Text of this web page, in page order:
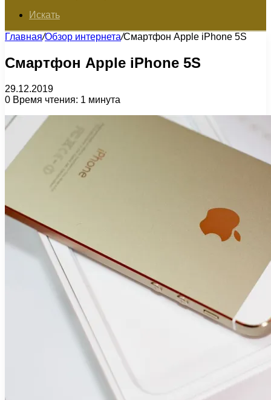
Искать
Главная/Обзор интернета/Смартфон Apple iPhone 5S
Смартфон Apple iPhone 5S
29.12.2019
0 Время чтения: 1 минута